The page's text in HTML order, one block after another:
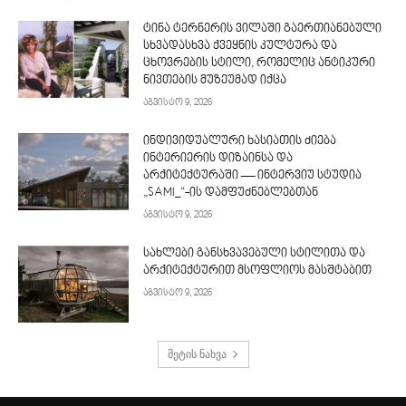
ტინა ტერნერის ვილაში გაერთიანებული
სხვადასხვა ქვეყნის კულტურა და
ცხოვრების სტილი, რომელიც ანტიკური
ნივთების მუზეუმად იქცა
აგვისტო 9, 2026
ინდივიდუალური ხასიათის ძიება
ინტერიერის დიზაინსა და
არქიტექტურაში — ინტერვიუ სტუდია
„SAMI_“-ის დამფუძნებლებთან
აგვისტო 9, 2026
სახლები განსხვავებული სტილითა და
არქიტექტურით მსოფლიოს მასშტაბით
აგვისტო 9, 2026
მეტის ნახვა